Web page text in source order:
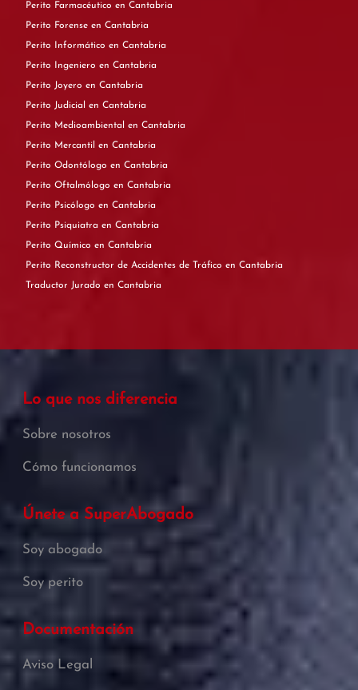
Perito Farmacéutico en Cantabria
Perito Forense en Cantabria
Perito Informático en Cantabria
Perito Ingeniero en Cantabria
Perito Joyero en Cantabria
Perito Judicial en Cantabria
Perito Medioambiental en Cantabria
Perito Mercantil en Cantabria
Perito Odontólogo en Cantabria
Perito Oftalmólogo en Cantabria
Perito Psicólogo en Cantabria
Perito Psiquiatra en Cantabria
Perito Químico en Cantabria
Perito Reconstructor de Accidentes de Tráfico en Cantabria
Traductor Jurado en Cantabria
Lo que nos diferencia
Sobre nosotros
Cómo funcionamos
Únete a SuperAbogado
Soy abogado
Soy perito
Documentación
Aviso Legal